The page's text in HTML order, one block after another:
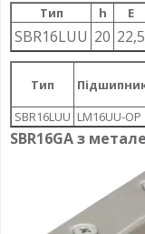
Тип h E
SBR16LUU 20 22,5
Тип
SBR16LUU LM16UU-OP
SBR16GA з